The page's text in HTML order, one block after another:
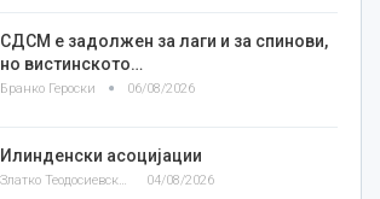
СДСМ е задолжен за лаги и за спинови,
но вистинското…
Бранко Героски 06/08/2026
Илинденски асоцијации
Златко Теодосиевски 04/08/2026